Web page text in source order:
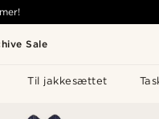
Sale
Til jakkesættet